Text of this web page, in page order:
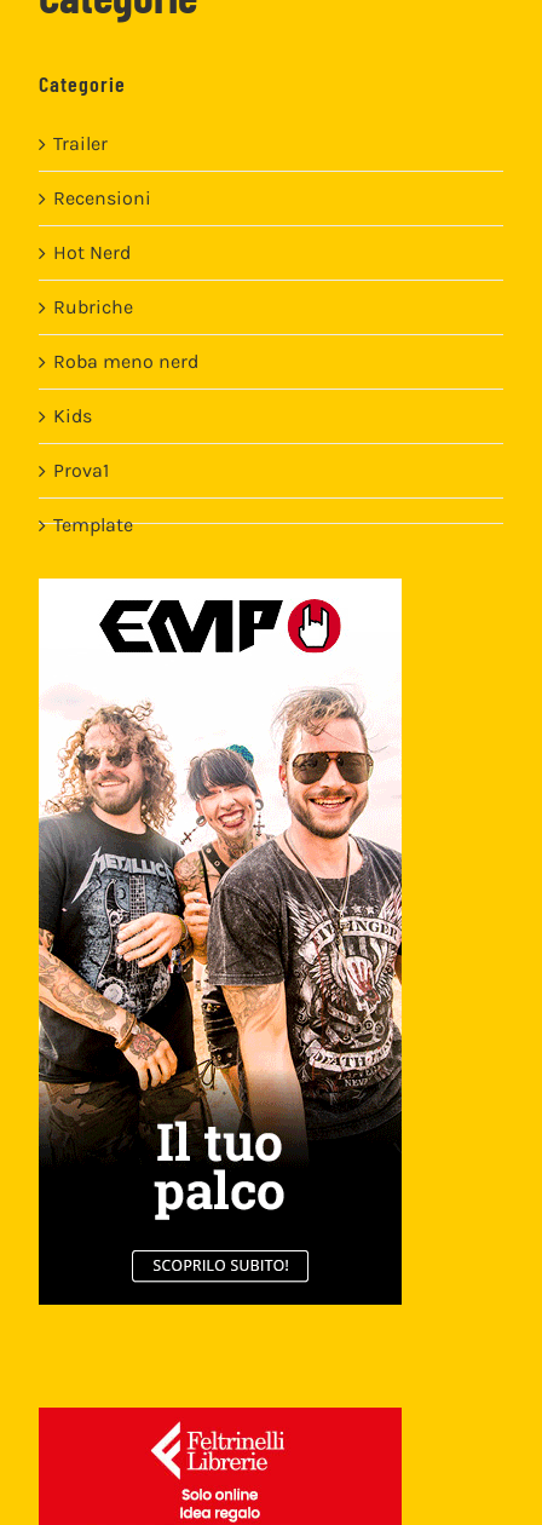
Categorie
Trailer
Recensioni
Hot Nerd
Rubriche
Roba meno nerd
Kids
Prova1
Template